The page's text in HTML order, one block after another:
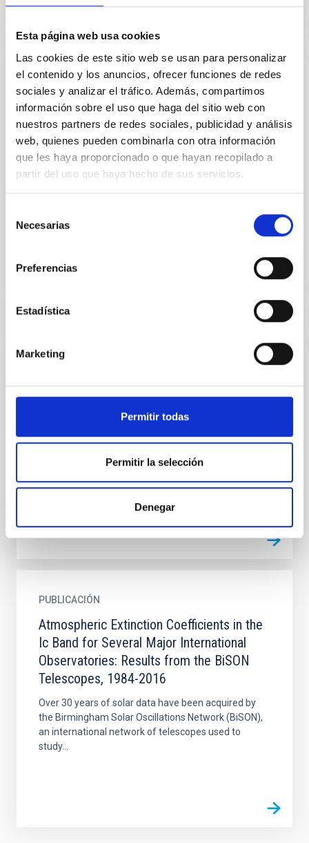
Esta página web usa cookies
Las cookies de este sitio web se usan para personalizar
el contenido y los anuncios, ofrecer funciones de redes
sociales y analizar el tráfico. Además, compartimos
información sobre el uso que haga del sitio web con
nuestros partners de redes sociales, publicidad y análisis
web, quienes pueden combinarla con otra información
que les haya proporcionado o que hayan recopilado a
partir del uso que haya hecho de sus servicios.
Necesarias
Preferencias
Estadística
Marketing
Permitir todas
Permitir la selección
Denegar
CHARLA
Astronomical Site's Characterization in the
era of Extremely Large Telescopes: an
overview of atmospheric turbulence
monitoring for Adaptive Optics
performance simulations
turbulence...
PUBLICACIÓN
model validation with in situ
measurements at ORM
We present a comparison between in situ
Observatorio del Roque de Los Muchachos.
PUBLICACIÓN
Atmospheric Extinction Coefficients in the
Ic Band for Several Major International
Observatories: Results from the BiSON
Telescopes, 1984-2016
Over 30 years of solar data have been acquired by
the Birmingham Solar Oscillations Network (BiSON),
an international network of telescopes used to
study...